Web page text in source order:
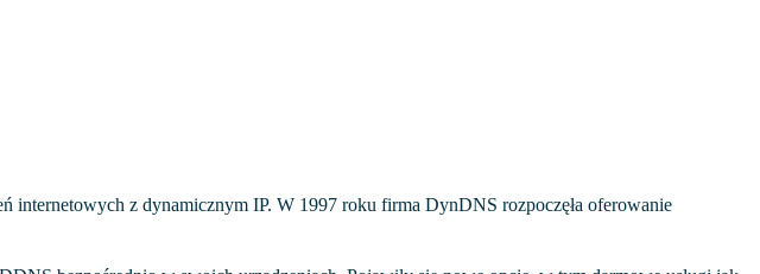
internetowych z dynamicznym IP. W 1997 roku firma DynDNS rozpoczęła oferowanie